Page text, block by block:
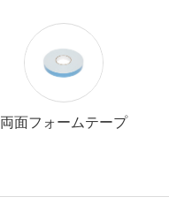
両面フォームテープ